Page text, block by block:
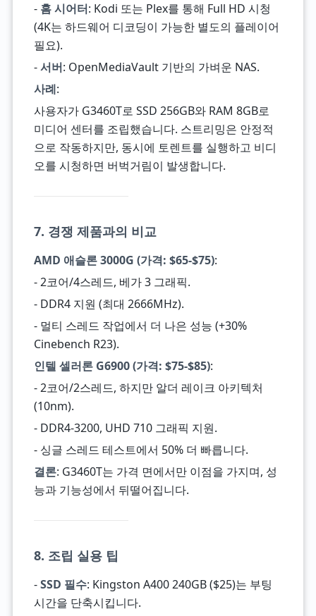
- 홈 시어터: Kodi 또는 Plex를 통해 Full HD 시청
(4K는 하드웨어 디코딩이 가능한 별도의 플레이어
필요).
-서버: OpenMediaVault 기반의 가벼운 NAS.
사례:
사용자가 G3460T로 SSD 256GB와 RAM 8GB로
미디어 센터를 조립했습니다. 스트리밍은 안정적
으로 작동하지만, 동시에 토렌트를 실행하고 비디
오를 시청하면 버벅거림이 발생합니다.
7. 경쟁 제품과의 비교
AMD 애슬론 3000G (가격: $65-$75):
- 2코어/4스레드, 베가 3 그래픽.
- DDR4 지원 (최대 2666MHz).
- 멀티 스레드 작업에서 더 나은 성능 (+30%
Cinebench R23).
인텔 셀러론 G6900 (가격: $75-$85):
- 2코어/2스레드, 하지만 알더 레이크 아키텍처
(10nm).
- DDR4-3200, UHD 710 그래픽 지원.
- 싱글 스레드 테스트에서 50% 더 빠릅니다.
결론: G3460T는 가격 면에서만 이점을 가지며, 성
능과 기능성에서 뒤떨어집니다.
8. 조립 실용 팁
-SSD 필수: Kingston A400 240GB ($25)는 부팅
시간을 단축시킵니다.